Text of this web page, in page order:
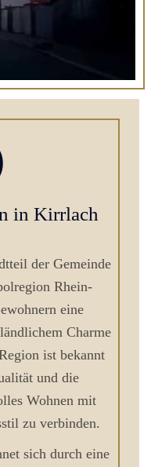
in Kirrlach
der Gemeinde
Rhein-
eine
Charme
ist bekannt
und die
Wohnen mit
zu verbinden.
sich durch eine